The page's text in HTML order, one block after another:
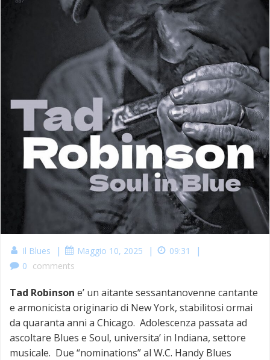
Il Blues | Maggio 10, 2025 | 09:31 |
0 comments
Tad Robinson e’ un aitante sessantanovenne cantante
e armonicista originario di New York, stabilitosi ormai
da quaranta anni a Chicago. Adolescenza passata ad
ascoltare Blues e Soul, universita’ in Indiana, settore
musicale. Due “nominations” al W.C. Handy Blues